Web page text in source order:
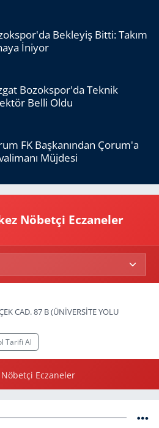
Bekleyiş Bitti: Takım
İniyor
Bozokspor'da Teknik
Belli Oldu
FK Başkanından Çorum'a
Müjdesi
Nöbetçi Eczaneler
CAD. 87 B (ÜNİVERSİTE YOLU
Tarifi Al
Eczaneler